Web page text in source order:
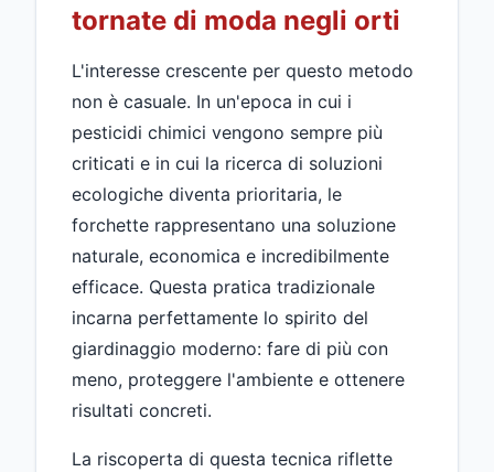
tornate di moda negli orti
L'interesse crescente per questo metodo
non è casuale. In un'epoca in cui i
pesticidi chimici vengono sempre più
criticati e in cui la ricerca di soluzioni
ecologiche diventa prioritaria, le
forchette rappresentano una soluzione
naturale, economica e incredibilmente
efficace. Questa pratica tradizionale
incarna perfettamente lo spirito del
giardinaggio moderno: fare di più con
meno, proteggere l'ambiente e ottenere
risultati concreti.
La riscoperta di questa tecnica riflette